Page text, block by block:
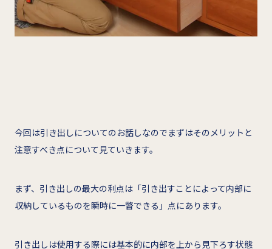
今回は引き出しについてのお話しなのでまずはそのメリットと
注意すべき点について見ていきます。
まず、引き出しの最大の利点は「引き出すことによって内部に
収納しているものを瞬時に一瞥できる」点にあります。
引き出しは使用する際には基本的に内部を上から見下ろす状態